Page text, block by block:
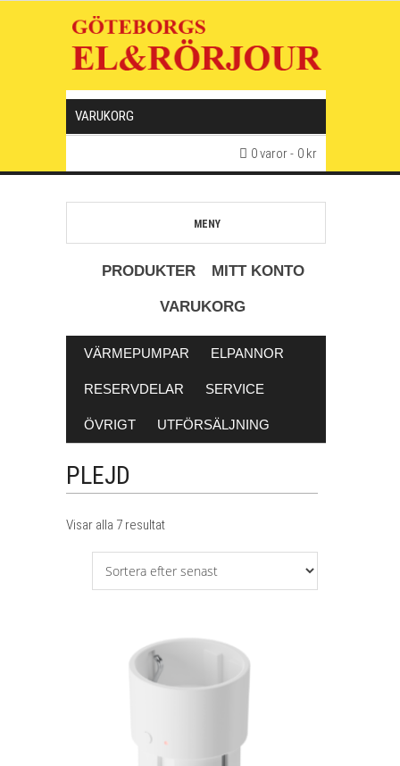
VARUKORG
0 varor 0 kr
MENY
PRODUKTER MITT KONTO
VARUKORG
VÄRMEPUMPAR ELPANNOR
RESERVDELAR SERVICE
ÖVRIGT UTFÖRSÄLJNING
PLEJD
Visar alla 7 resultatSortera